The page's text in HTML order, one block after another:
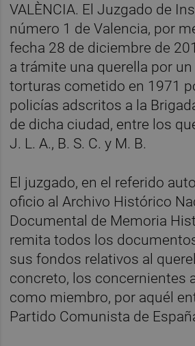
VALÈNCIA. El Juzgado de
número 1 de Valencia, por
fecha 28 de diciembre de
a trámite una querella por
torturas cometido en 1971
policías adscritos a la
de dicha ciudad, entre los
J. L. A., B. S. C. y M. B.
El juzgado, en el referido
oficio al Archivo Histórico
Documental de Memoria
remita todos los
sus fondos relativos al
concreto, los concernientes
como miembro, por aquél
Partido Comunista de